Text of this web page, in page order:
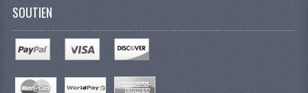
SOUTIEN